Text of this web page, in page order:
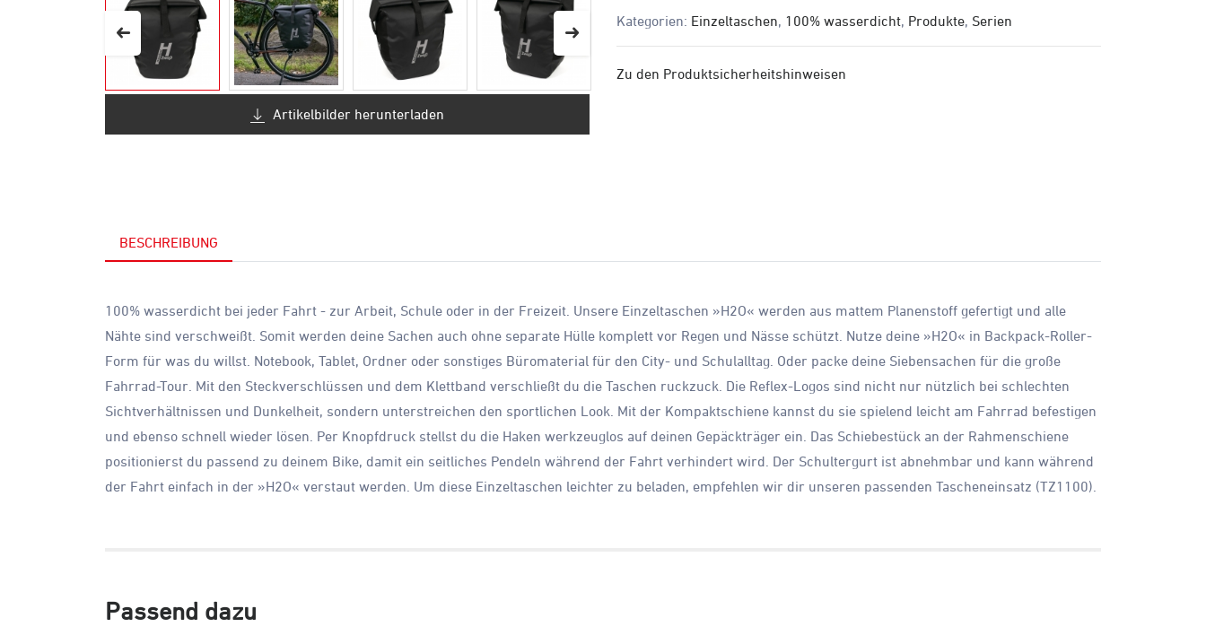
Artikelbilder herunterladen
Kategorien: Einzeltaschen, 100% wasserdicht, Produkte, Serien
Zu den Produktsicherheitshinweisen
BESCHREIBUNG
100% wasserdicht bei jeder Fahrt - zur Arbeit, Schule oder in der Freizeit. Unsere Einzeltaschen »H2O« werden aus mattem Planenstoff gefertigt und alle
Nähte sind verschweißt. Somit werden deine Sachen auch ohne separate Hülle komplett vor Regen und Nässe schützt. Nutze deine »H2O« in Backpack-Roller-
Form für was du willst. Notebook, Tablet, Ordner oder sonstiges Büromaterial für den City- und Schulalltag. Oder packe deine Siebensachen für die große
Fahrrad-Tour. Mit den Steckverschlüssen und dem Klettband verschließt du die Taschen ruckzuck. Die Reflex-Logos sind nicht nur nützlich bei schlechten
Sichtverhältnissen und Dunkelheit, sondern unterstreichen den sportlichen Look. Mit der Kompaktschiene kannst du sie spielend leicht am Fahrrad befestigen
und ebenso schnell wieder lösen. Per Knopfdruck stellst du die Haken werkzeuglos auf deinen Gepäckträger ein. Das Schiebestück an der Rahmenschiene
positionierst du passend zu deinem Bike, damit ein seitliches Pendeln während der Fahrt verhindert wird. Der Schultergurt ist abnehmbar und kann während
der Fahrt einfach in der »H2O« verstaut werden. Um diese Einzeltaschen leichter zu beladen, empfehlen wir dir unseren passenden Tascheneinsatz (TZ1100).
Passend dazu